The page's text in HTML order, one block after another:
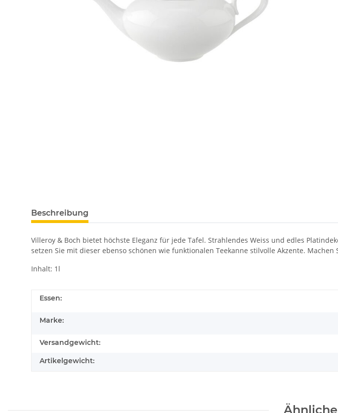
Beschreibung
Villeroy & Boch bietet höchste Eleganz für jede Tafel. Strahlendes Weiss und edles
setzen Sie mit dieser ebenso schönen wie funktionalen Teekanne stilvolle Akzente.
Inhalt: 1l
Essen:
Marke:
Versandgewicht:
Artikelgewicht: